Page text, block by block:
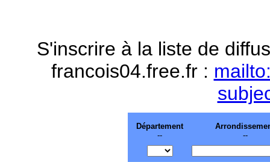
S'inscrire à la liste de
francois04.free.fr :
Département
--
--